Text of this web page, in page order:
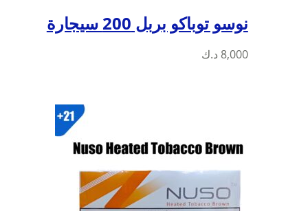
نوسو توباكو بربل 200 سيجارة
8,000 د.ك